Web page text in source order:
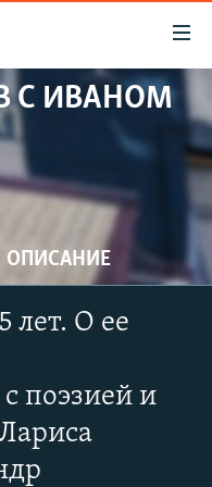
С ИВАНОМ
ОПИСАНИЕ
лет. О ее
поэзией и